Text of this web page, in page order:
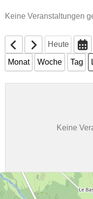
Keine Veranstaltungen
Heute
Monat Woche Tag
Keine